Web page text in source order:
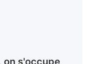
on s'occupe